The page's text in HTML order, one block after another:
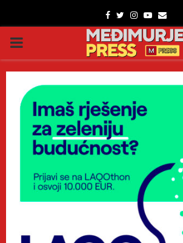
Facebook
TwitterInstagram
Youtube
Email
PRIMARY
MENU